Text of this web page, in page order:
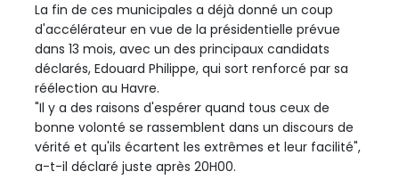
La fin de ces municipales a déjà donné un coup
d'accélérateur en vue de la présidentielle prévue
dans 13 mois, avec un des principaux candidats
déclarés, Edouard Philippe, qui sort renforcé par sa
réélection au Havre.
"Il y a des raisons d'espérer quand tous ceux de
bonne volonté se rassemblent dans un discours de
vérité et qu'ils écartent les extrêmes et leur facilité",
a-t-il déclaré juste après 20H00.